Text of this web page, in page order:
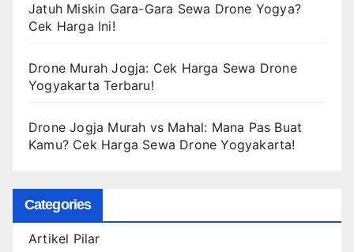
Jatuh Miskin Gara-Gara Sewa Drone Yogya?
Cek Harga Ini!
Drone Murah Jogja: Cek Harga Sewa Drone
Yogyakarta Terbaru!
Drone Jogja Murah vs Mahal: Mana Pas Buat
Kamu? Cek Harga Sewa Drone Yogyakarta!
Categories
Artikel Pilar